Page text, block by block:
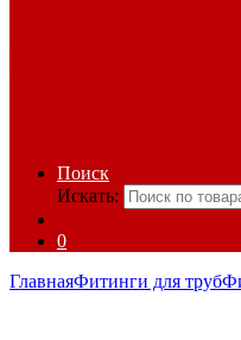
Поиск
Искать:
0
ГлавнаяФитинги для труб